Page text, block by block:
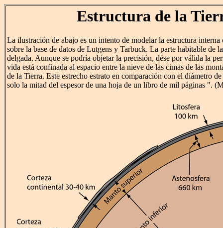
Estructura de la
La ilustración de abajo es un intento de modelar la estructura interna
sobre la base de datos de Lutgens y Tarbuck. La parte habitable de
delgada. Aunque se podría objetar la precisión, dése por válida la
vida está confinada al espacio entre la nieve de las cimas de las
de la Tierra. Este estrecho estrato en comparación con el diámetro
solo la mitad del espesor de una hoja de un libro de mil páginas ".